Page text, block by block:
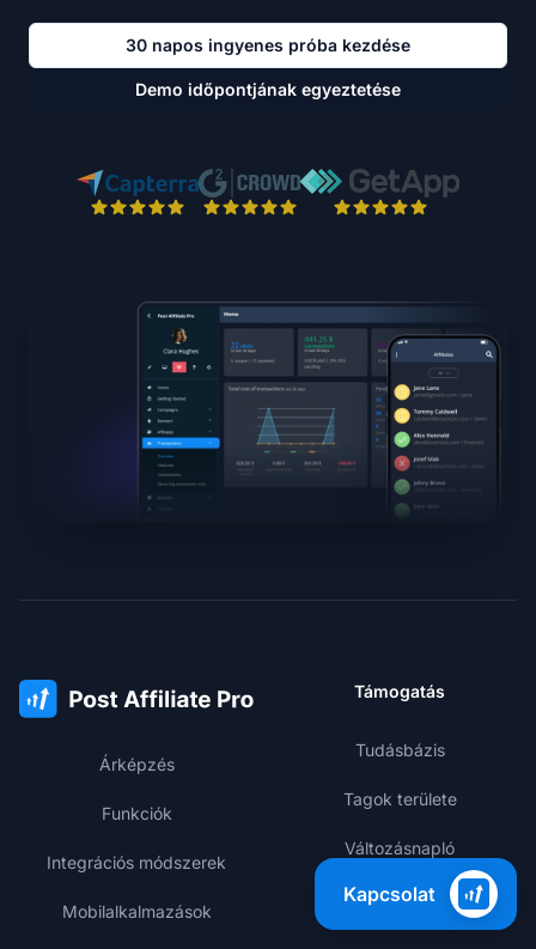
30 napos ingyenes próba kezdése
Demo időpontjának egyeztetése
Árképzés
Funkciók
Integrációs módszerek
Mobilalkalmazások
Támogatás
Tudásbázis
Tagok területe
Változásnapló
Teljesítmény státusz
Kapcsolat